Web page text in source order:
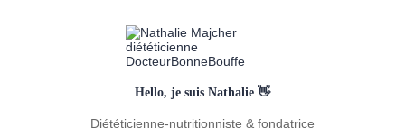
Hello, je suis Nathalie 👋
Diététicienne-nutritionniste & fondatrice